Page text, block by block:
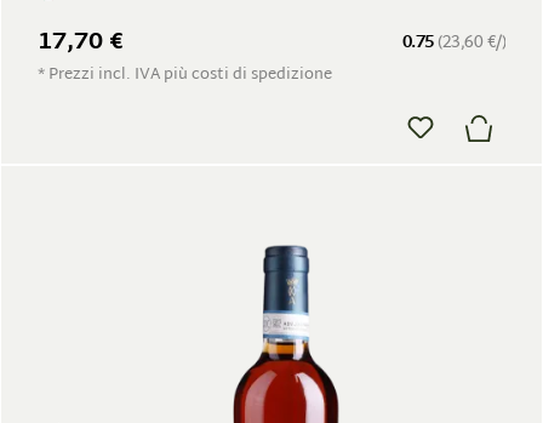
0.75(23,60 €/)
17,70 €
* Prezzi incl. IVA più costi di spedizione